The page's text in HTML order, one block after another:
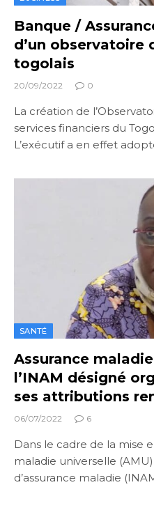
Banque /
d’un observatoire
togolais
20/09/2022 0
La création de
services financiers du
L’exécutif a en effet
SANTÉ
Assurance
l’INAM désigné
ses attributions
06/07/2022 6
Dans le cadre de la mise
maladie universelle
d’assurance maladie